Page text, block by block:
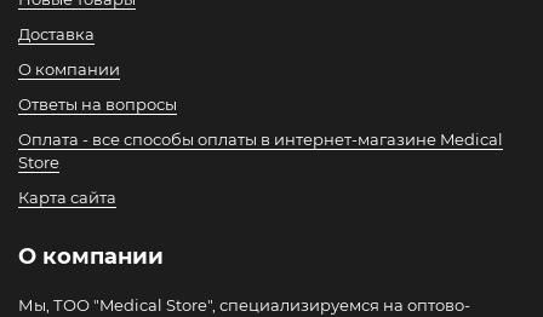
Доставка
О компании
Ответы на вопросы
Оплата - все способы оплаты в интернет-магазине Medical
Store
Карта сайта
О компании
Мы, ТОО "Medical Store", специализируемся на оптово-